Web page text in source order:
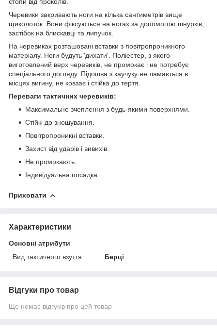
Черевики закривають ноги на кілька сантиметрів вище
щиколоток. Вони фіксуються на ногах за допомогою шнурків,
застібок на блискавці та липучок.
На черевиках розташовані вставки з повітропроникного
матеріалу. Ноги будуть 'дихати'. Поліестер, з якого
виготовлений верх черевиків, не промокає і не потребує
спеціального догляду. Підошва з каучуку не ламається в
місцях вигину, не ковзає і стійка до тертя.
Переваги тактичних черевиків:
Максимальне зчеплення з будь-якими поверхнями.
Стійкі до зношування.
Повітропроникні вставки.
Захист від ударів і вивихів.
Не промокають.
Індивідуальна посадка.
Приховати
Характеристики
Основні атрибути
Вид тактичного взуття
Берці
Відгуки про товар
Ще немає відгуків про цей товар